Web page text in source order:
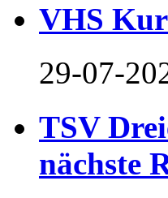
VHS
29-07-
TSV
nächste